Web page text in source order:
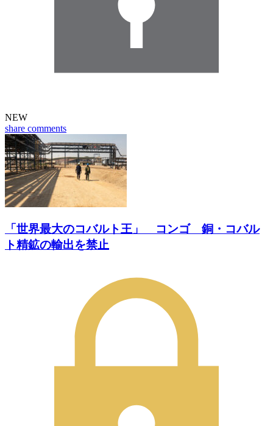
NEW
share comments
「世界最大のコバルト王」 コンゴ 銅・コバル
ト精鉱の輸出を禁止